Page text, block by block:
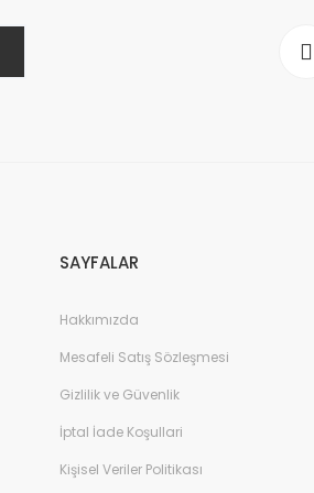
SAYFALAR
Hakkımızda
Mesafeli Satış Sözleşmesi
Gizlilik ve Güvenlik
İptal İade Koşullari
Kişisel Veriler Politikası